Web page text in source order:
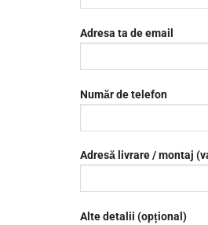
Adresa ta de email
Număr de telefon
Adresă livrare / montaj
Alte detalii (opțional)